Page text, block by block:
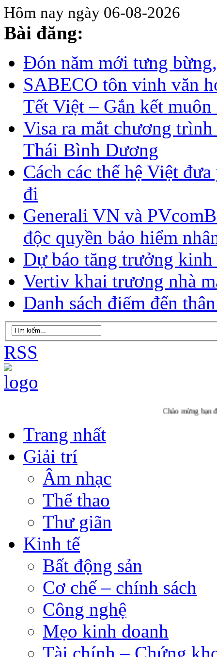
Hôm nay ngày 06-08-2026
Bài đăng:
Đón năm mới tưng
SABECO tôn vinh văn
Tết Việt – Gắn kết muôn
Visa ra mắt chương
Thái Bình Dương
Cách các thế hệ Việt
đi
Generali VN và
độc quyền bảo hiểm
Dự báo tăng trưởng
Vertiv khai trương nhà
Danh sách điểm đến
RSS
Chào mừng bạn đến với
Trang nhất
Giải trí
Âm nhạc
Thể thao
Thư giãn
Kinh tế
Bất động sản
Cơ chế – chính sách
Công nghệ
Mẹo kinh doanh
Tài chính – Chứng